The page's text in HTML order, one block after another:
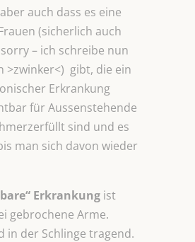
auch dass es eine
(sicherlich auch
– ich schreibe nun
>zwinker<) gibt, die ein
Erkrankung
für Aussenstehende
sind und es
man sich davon wieder
Erkrankung ist
gebrochene Arme.
in der Schlinge tragend.